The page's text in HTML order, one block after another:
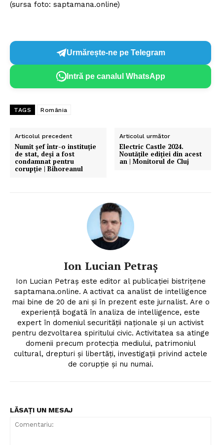
(sursa foto: saptamana.online)
Urmărește-ne pe Telegram
Intră pe canalul WhatsApp
TAGS România
Articolul precedent
Numit șef într-o instituție
de stat, deși a fost
condamnat pentru
corupție | Bihoreanul
Articolul următor
Electric Castle 2024.
Noutățile ediției din acest
an | Monitorul de Cluj
Ion Lucian Petraș
Ion Lucian Petraș este editor al publicației bistrițene
saptamana.online. A activat ca analist de intelligence
mai bine de 20 de ani și în prezent este jurnalist. Are o
experiență bogată în analiza de intelligence, este
expert în domeniul securității naționale și un activist
pentru dezvoltarea spiritului civic. Activitatea sa atinge
domenii precum protecția mediului, patrimoniul
cultural, drepturi și libertăți, investigații privind actele
de corupție și nu numai.
LĂSAȚI UN MESAJ